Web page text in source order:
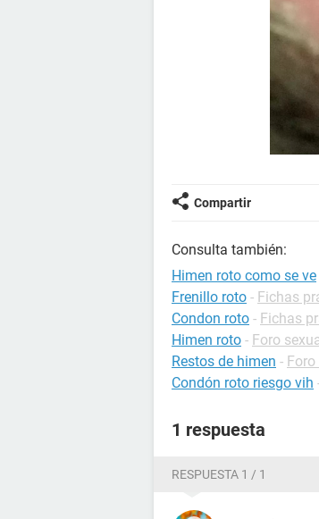
Compartir
Consulta también:
Himen roto como se ve
Frenillo roto - Fichas
Condon roto - Fichas
Himen roto - Foro
Restos de himen -
Condón roto riesgo vih
1 respuesta
RESPUESTA 1 / 1